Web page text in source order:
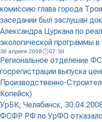
комиссию глава города
заседании был заслушан
Александра Цуркана по
экологической программы в
30 апреля 2008 07:30
Региональное отделение
госрегистрации выпуска
Производственно-
Копейск)
УрБК, Челябинск,
ФСФР РФ по УрФО отказало